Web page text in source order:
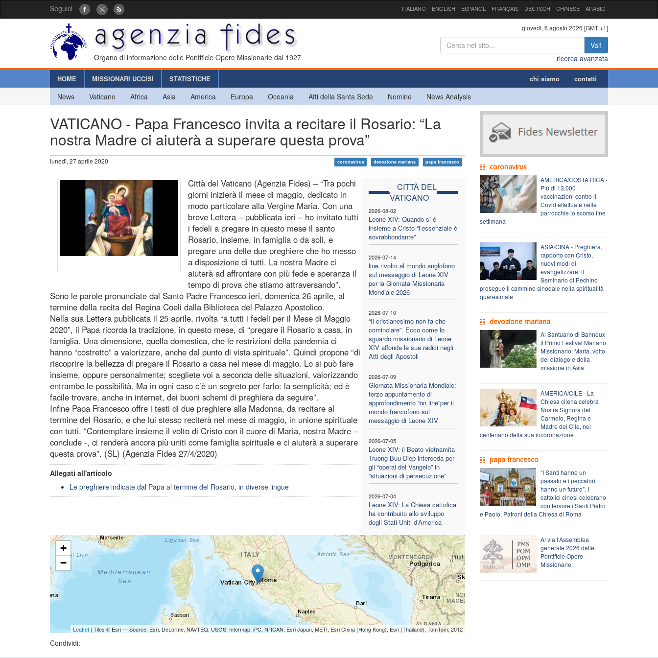
Seguici ITALIANO ENGLISH ESPAÑOL FRANÇAIS DEUTSCH CHINESE ARABIC
Organo di informazione delle Pontificie Opere Missionarie dal 1927
giovedì, 6 agosto 2026 [GMT +1]
Vai!
ricerca avanzata
HOME MISSIONARI UCCISI STATISTICHE chi siamo contatti
News Vaticano Africa Asia America Europa Oceania Atti della Santa Sede Nomine News Analysis
VATICANO - Papa Francesco invita a recitare il Rosario: “La
nostra Madre ci aiuterà a superare questa prova”
lunedì, 27 aprile 2020 coronavirus devozione mariana papa francesco
CITTÀ DEL
VATICANO
2026-08-02
Leone XIV: Quando si è
insieme a Cristo “l’essenziale è
sovrabbondante”
2026-07-14
line rivolto al mondo anglofono
sul messaggio di Leone XIV
per la Giornata Missionaria
Mondiale 2026
2026-07-10
“Il cristianesimo non fa che
cominciare”. Ecco come lo
sguardo missionario di Leone
XIV affonda le sue radici negli
Atti degli Apostoli
2026-07-09
Giornata Missionaria Mondiale:
terzo appuntamento di
approfondimento “on line”per il
mondo francofono sul
messaggio di Leone XIV
2026-07-05
Leone XIV: il Beato vietnamita
Truong Buu Diep interceda per
gli “operai del Vangelo” in
“situazioni di persecuzione”
2026-07-04
Leone XIV: La Chiesa cattolica
ha contribuito allo sviluppo
degli Stati Uniti d’America
Città del Vaticano (Agenzia Fides) – “Tra pochi
giorni inizierà il mese di maggio, dedicato in
modo particolare alla Vergine Maria. Con una
breve Lettera – pubblicata ieri – ho invitato tutti
i fedeli a pregare in questo mese il santo
Rosario, insieme, in famiglia o da soli, e
pregare una delle due preghiere che ho messo
a disposizione di tutti. La nostra Madre ci
aiuterà ad affrontare con più fede e speranza il
tempo di prova che stiamo attraversando”.
Sono le parole pronunciate dal Santo Padre Francesco ieri, domenica 26 aprile, al
termine della recita del Regina Coeli dalla Biblioteca del Palazzo Apostolico.
Nella sua Lettera pubblicata il 25 aprile, rivolta “a tutti i fedeli per il Mese di Maggio
2020”, il Papa ricorda la tradizione, in questo mese, di “pregare il Rosario a casa, in
famiglia. Una dimensione, quella domestica, che le restrizioni della pandemia ci
hanno “costretto” a valorizzare, anche dal punto di vista spirituale”. Quindi propone “di
riscoprire la bellezza di pregare il Rosario a casa nel mese di maggio. Lo si può fare
insieme, oppure personalmente; scegliete voi a seconda delle situazioni, valorizzando
entrambe le possibilità. Ma in ogni caso c’è un segreto per farlo: la semplicità; ed è
facile trovare, anche in internet, dei buoni schemi di preghiera da seguire”.
Infine Papa Francesco offre i testi di due preghiere alla Madonna, da recitare al
termine del Rosario, e che lui stesso reciterà nel mese di maggio, in unione spirituale
con tutti. “Contemplare insieme il volto di Cristo con il cuore di Maria, nostra Madre –
conclude -, ci renderà ancora più uniti come famiglia spirituale e ci aiuterà a superare
questa prova”. (SL) (Agenzia Fides 27/4/2020)
Allegati all'articolo
Le preghiere indicate dal Papa al termine del Rosario, in diverse lingue
+
−
Leaflet| Tiles © Esri — Source: Esri, DeLorme, NAVTEQ, USGS, Intermap, iPC, NRCAN, Esri Japan, METI, Esri China (Hong Kong), Esri (Thailand), TomTom, 2012
Condividi:
coronavirus
AMERICA/COSTA RICA -
Più di 13.000
vaccinazioni contro il
Covid effettuate nelle
parrocchie lo scorso fine
settimana
ASIA/CINA - Preghiera,
rapporto con Cristo,
nuovi modi di
evangelizzare: il
Seminario di Pechino
prosegue il cammino sinodale nella spiritualità
quaresimale
devozione mariana
Al Santuario di Banneux
il Primo Festival Mariano
Missionario: Maria, volto
del dialogo e della
missione in Asia
AMERICA/CILE - La
Chiesa cilena celebra
Nostra Signora del
Carmelo, Regina e
Madre del Cile, nel
centenario della sua incoronazione
papa francesco
“I Santi hanno un
passato e i peccatori
hanno un futuro”. I
cattolici cinesi celebrano
con fervore i Santi Pietro
e Paolo, Patroni della Chiesa di Roma
Al via l’Assemblea
generale 2026 delle
Pontificie Opere
Missionarie